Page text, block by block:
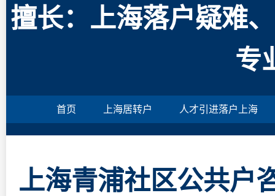
擅长：上海落户疑难
专
首页 上海居转户 人才引进落户上海
上海青浦社区公共户